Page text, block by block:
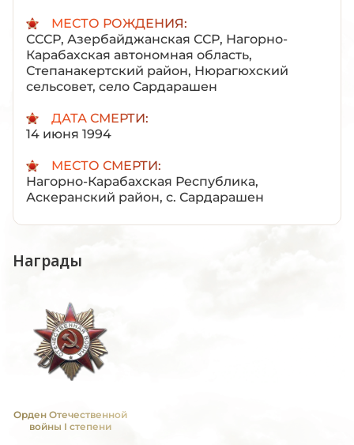
МЕСТО РОЖДЕНИЯ:
СССР, Азербайджанская ССР, Нагорно-
Карабахская автономная область,
Степанакертский район, Нюрагюхский
сельсовет, село Сардарашен
ДАТА СМЕРТИ:
14 июня 1994
МЕСТО СМЕРТИ:
Нагорно-Карабахская Республика,
Аскеранский район, с. Сардарашен
Награды
Орден Отечественной
войны I степени